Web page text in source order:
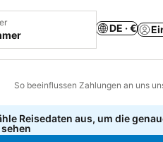
DE · €
So beeinflussen Zahlungen an uns
hinzufügen
Reisedaten aus, um die